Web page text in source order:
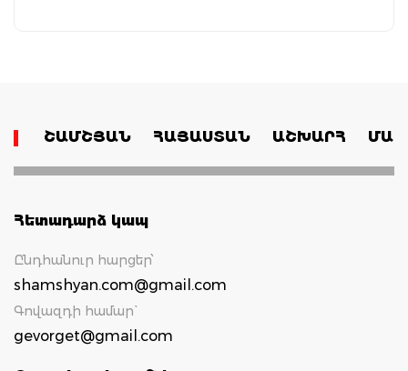
ՇԱՄՇՅԱՆ ՀԱՅԱՍՏԱՆ ԱՇԽԱՐՀ
Հետադարձ կապ
Ընդհանուր հարցեր՝
shamshyan.com@gmail.com
Գովազդի համար`
gevorget@gmail.com